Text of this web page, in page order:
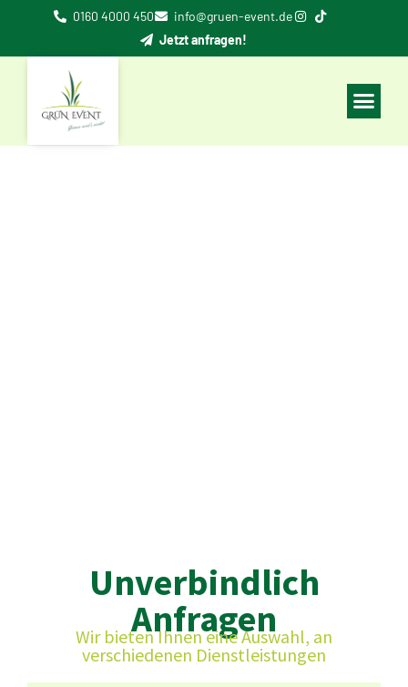
0160 4000 450
info@gruen-event.de
Jetzt anfragen!
Unverbindlich
Anfragen
Wir bieten Ihnen eine Auswahl, an
verschiedenen Dienstleistungen